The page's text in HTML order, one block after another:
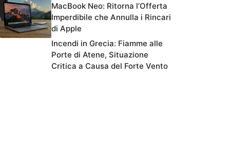
MacBook Neo: Ritorna l’Offerta
Imperdibile che Annulla i Rincari
di Apple
Incendi in Grecia: Fiamme alle
Porte di Atene, Situazione
Critica a Causa del Forte Vento